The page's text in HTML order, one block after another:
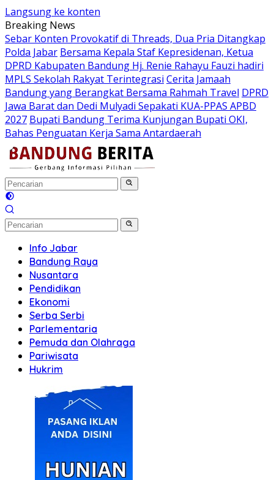
Langsung ke konten
Breaking News
Sebar Konten Provokatif di Threads, Dua Pria Ditangkap
Polda Jabar Bersama Kepala Staf Kepresidenan, Ketua
DPRD Kabupaten Bandung Hj. Renie Rahayu Fauzi hadiri
MPLS Sekolah Rakyat Terintegrasi Cerita Jamaah
Bandung yang Berangkat Bersama Rahmah Travel DPRD
Jawa Barat dan Dedi Mulyadi Sepakati KUA-PPAS APBD
2027 Bupati Bandung Terima Kunjungan Bupati OKI,
Bahas Penguatan Kerja Sama Antardaerah
Info Jabar
Bandung Raya
Nusantara
Pendidikan
Ekonomi
Serba Serbi
Parlementaria
Pemuda dan Olahraga
Pariwisata
Hukrim